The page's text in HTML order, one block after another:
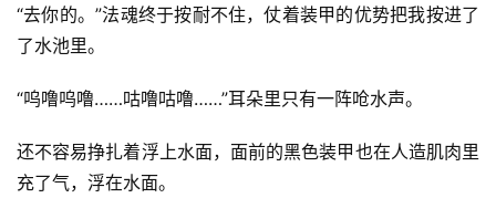
“去你的。”法魂终于按耐不住，仗着装甲的优势把我按进了
了水池里。
“呜噜呜噜……咕噜咕噜……”耳朵里只有一阵呛水声。
还不容易挣扎着浮上水面，面前的黑色装甲也在人造肌肉里
充了气，浮在水面。